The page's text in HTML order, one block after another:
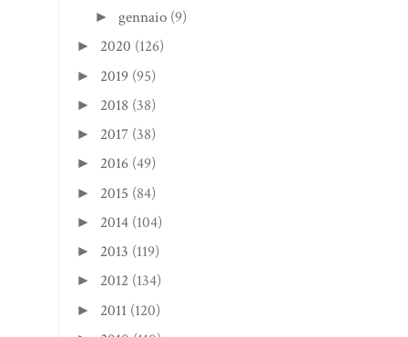
►gennaio (9)
► 2020 (126)
► 2019 (95)
► 2018 (38)
► 2017 (38)
► 2016 (49)
► 2015 (84)
► 2014 (104)
► 2013 (119)
► 2012 (134)
► 2011 (120)